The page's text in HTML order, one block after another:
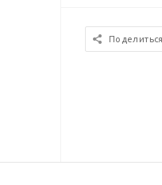
Поделиться